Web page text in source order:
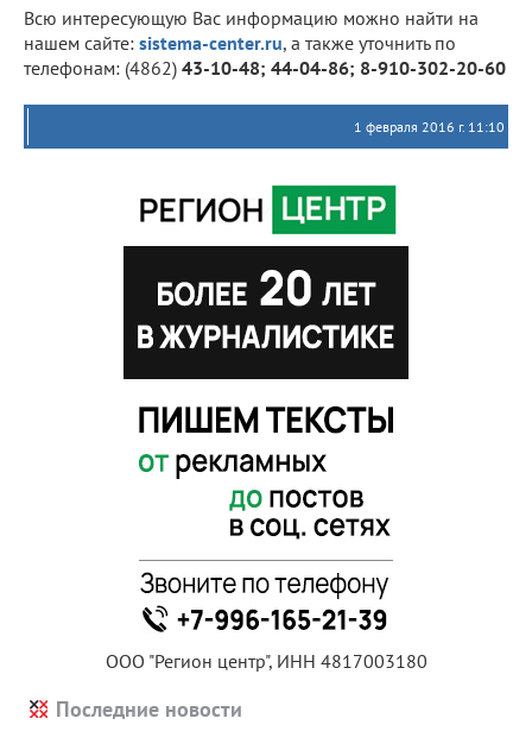
Всю интересующую Вас информацию можно найти на
нашем сайте: sistema-center.ru, а также уточнить по
телефонам: (4862) 43-10-48; 44-04-86; 8-910-302-20-60
1 февраля 2016 г. 11:10
ООО "Регион центр", ИНН 4817003180
Последние новости